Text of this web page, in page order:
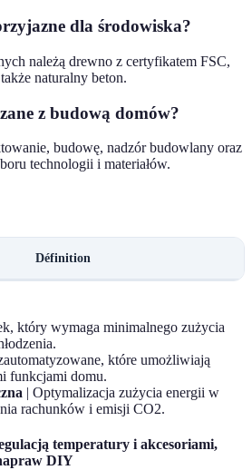
dla środowiska?
należą drewno z certyfikatem FSC,
naturalny beton.
z budową domów?
budowę, nadzór budowlany oraz
technologii i materiałów.
Définition
który wymaga minimalnego zużycia
które umożliwiają
funkcjami domu.
| Optymalizacja zużycia energii w
rachunków i emisji CO2.
temperatury i akcesoriami,
DIY